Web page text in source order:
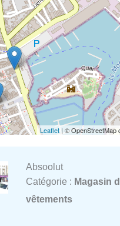
Leaflet | © OpenStreetMap
Absoolut
Catégorie : Magasin
vêtements